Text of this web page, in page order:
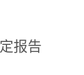
报告